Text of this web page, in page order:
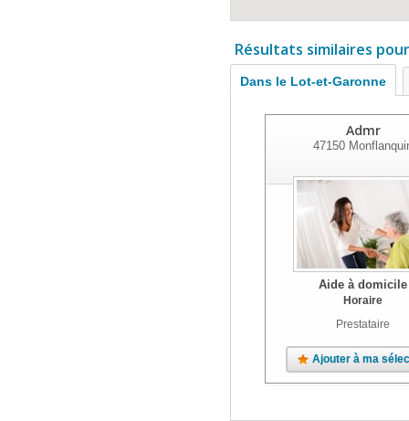
Résultats similaires
Dans le Lot-et-Garonne
Admr
47150
Aide à domicile
Horaire
Prestataire
Ajouter à ma